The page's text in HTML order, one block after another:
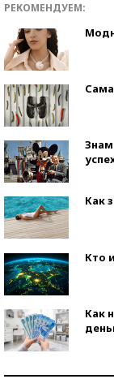
РЕКОМЕНДУЕМ:
Как
Кто
Как